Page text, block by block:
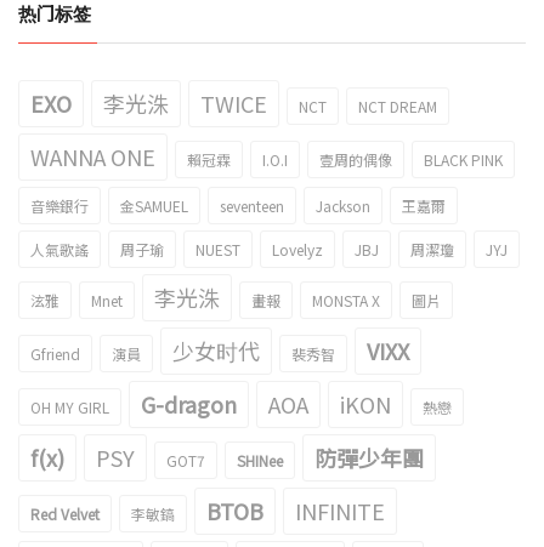
热门标签
EXO 李光洙 TWICE NCT NCT DREAM
WANNA ONE 賴冠霖 I.O.I 壹周的偶像 BLACK PINK
音樂銀行 金SAMUEL seventeen Jackson 王嘉爾
人氣歌謠 周子瑜 NUEST Lovelyz JBJ 周潔瓊 JYJ
泫雅 Mnet 李光洙 畫報 MONSTA X 圖片
Gfriend 演員 少女时代 裴秀智 VIXX
OH MY GIRL G-dragon AOA iKON 熱戀
f(x) PSY GOT7 SHINee 防彈少年團
Red Velvet 李敏鎬 BTOB
INFINITE